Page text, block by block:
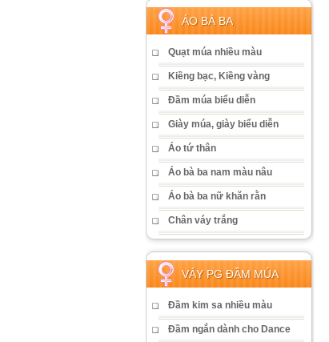
ÁO BÀ BA
Quạt múa nhiều màu
Kiềng bạc, Kiềng vàng
Đầm múa biểu diễn
Giày múa, giày biểu diễn
Áo tứ thân
Áo bà ba nam màu nâu
Áo bà ba nữ khăn rằn
Chân váy trắng
VÁY PG ĐẦM MÚA
Đầm kim sa nhiều màu
Đầm ngắn dành cho Dance